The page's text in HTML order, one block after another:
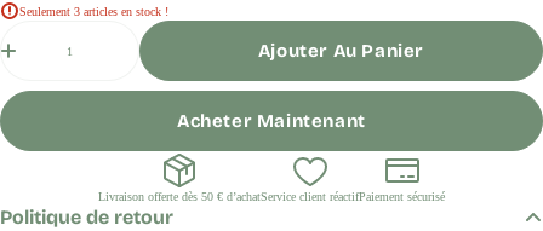
régulier
Seulement 3 articles en stock !
Ajouter Au Panier
Acheter Maintenant
Livraison offerte dès 50 € d’achatService client réactifPaiement sécurisé
Politique de retour